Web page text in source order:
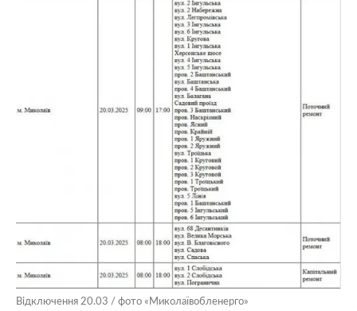
Відключення 20.03 / фото «Миколаївобленерго»